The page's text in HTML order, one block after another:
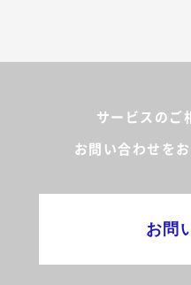
サービスのご
お問い合わせを
お問